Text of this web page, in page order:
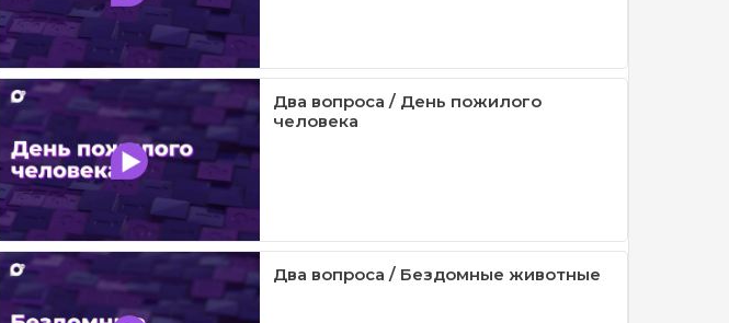
Два вопроса / День пожилого
человека
Два вопроса / Бездомные животные